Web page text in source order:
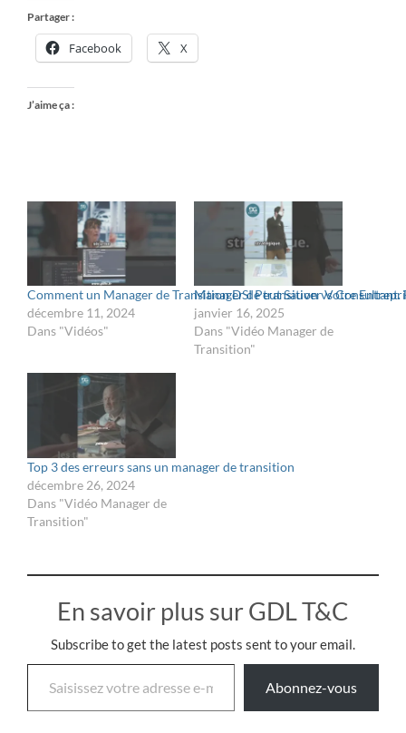
Partager :
Facebook X
J’aime ça :
Comment un Manager de Transition DSI Peut Sauver Votre
décembre 11, 2024
Dans "Vidéos"
Manager de transition vs Consultant.
janvier 16, 2025
Dans "Vidéo Manager de
Transition"
Top 3 des erreurs sans un manager de transition
décembre 26, 2024
Dans "Vidéo Manager de
Transition"
En savoir plus sur GDL T&C
Subscribe to get the latest posts sent to your email.
Abonnez-vous